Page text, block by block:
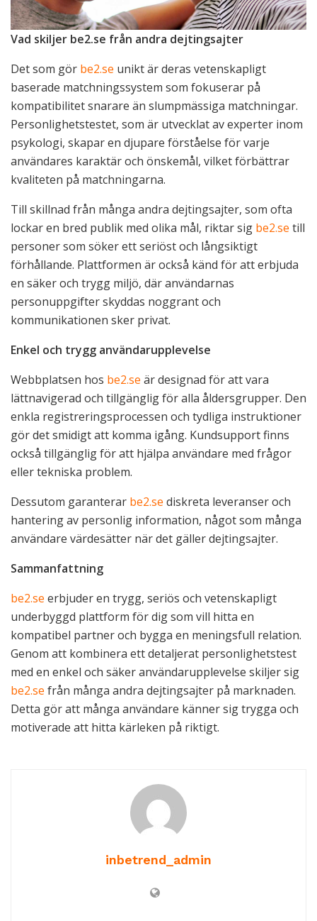
Vad skiljer be2.se från andra dejtingsajter
Det som gör be2.se unikt är deras vetenskapligt
baserade matchningssystem som fokuserar på
kompatibilitet snarare än slumpmässiga matchningar.
Personlighetstestet, som är utvecklat av experter inom
psykologi, skapar en djupare förståelse för varje
användares karaktär och önskemål, vilket förbättrar
kvaliteten på matchningarna.
Till skillnad från många andra dejtingsajter, som ofta
lockar en bred publik med olika mål, riktar sig be2.se till
personer som söker ett seriöst och långsiktigt
förhållande. Plattformen är också känd för att erbjuda
en säker och trygg miljö, där användarnas
personuppgifter skyddas noggrant och
kommunikationen sker privat.
Enkel och trygg användarupplevelse
Webbplatsen hos be2.se är designad för att vara
lättnavigerad och tillgänglig för alla åldersgrupper. Den
enkla registreringsprocessen och tydliga instruktioner
gör det smidigt att komma igång. Kundsupport finns
också tillgänglig för att hjälpa användare med frågor
eller tekniska problem.
Dessutom garanterar be2.se diskreta leveranser och
hantering av personlig information, något som många
användare värdesätter när det gäller dejtingsajter.
Sammanfattning
be2.se erbjuder en trygg, seriös och vetenskapligt
underbyggd plattform för dig som vill hitta en
kompatibel partner och bygga en meningsfull relation.
Genom att kombinera ett detaljerat personlighetstest
med en enkel och säker användarupplevelse skiljer sig
be2.se från många andra dejtingsajter på marknaden.
Detta gör att många användare känner sig trygga och
motiverade att hitta kärleken på riktigt.
inbetrend_admin